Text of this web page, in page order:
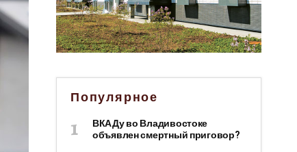
Популярное
ВКАДу во Владивостоке
объявлен смертный приговор?